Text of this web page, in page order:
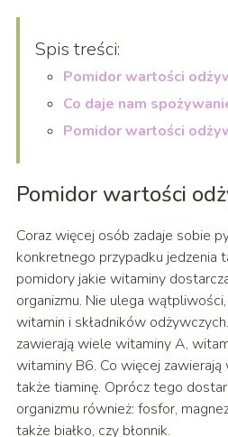
Spis treści:
Pomidor wartości
Co daje nam
Pomidor wartości
Pomidor wartości
Coraz więcej osób zadaje sobie
konkretnego przypadku jedzenia
pomidory jakie witaminy
organizmu. Nie ulega
witamin i składników
zawierają wiele witaminy A,
witaminy B6. Co więcej
także tiaminę. Oprócz tego
organizmu również: fosfor,
także białko, czy błonnik.